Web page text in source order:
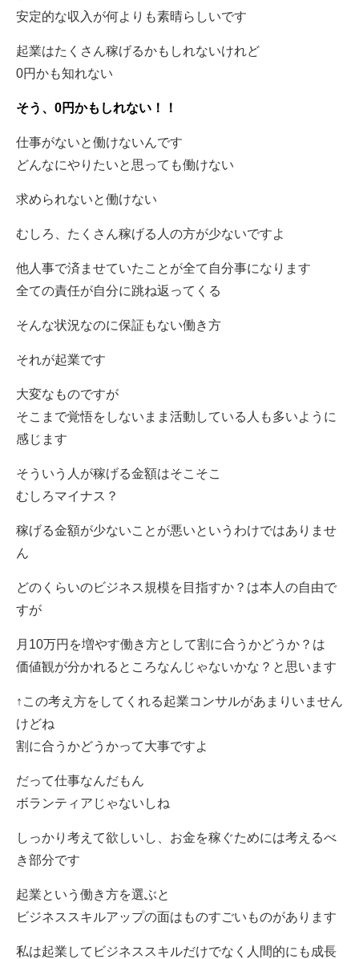
安定的な収入が何よりも素晴らしいです
起業はたくさん稼げるかもしれないけれど
0円かも知れない
そう、0円かもしれない！！
仕事がないと働けないんです
どんなにやりたいと思っても働けない
求められないと働けない
むしろ、たくさん稼げる人の方が少ないですよ
他人事で済ませていたことが全て自分事になります
全ての責任が自分に跳ね返ってくる
そんな状況なのに保証もない働き方
それが起業です
大変なものですが
そこまで覚悟をしないまま活動している人も多いように
感じます
そういう人が稼げる金額はそこそこ
むしろマイナス？
稼げる金額が少ないことが悪いというわけではありませ
ん
どのくらいのビジネス規模を目指すか？は本人の自由で
すが
月10万円を増やす働き方として割に合うかどうか？は
価値観が分かれるところなんじゃないかな？と思います
↑この考え方をしてくれる起業コンサルがあまりいません
けどね
割に合うかどうかって大事ですよ
だって仕事なんだもん
ボランティアじゃないしね
しっかり考えて欲しいし、お金を稼ぐためには考えるべ
き部分です
起業という働き方を選ぶと
ビジネススキルアップの面はものすごいものがあります
私は起業してビジネススキルだけでなく人間的にも成長